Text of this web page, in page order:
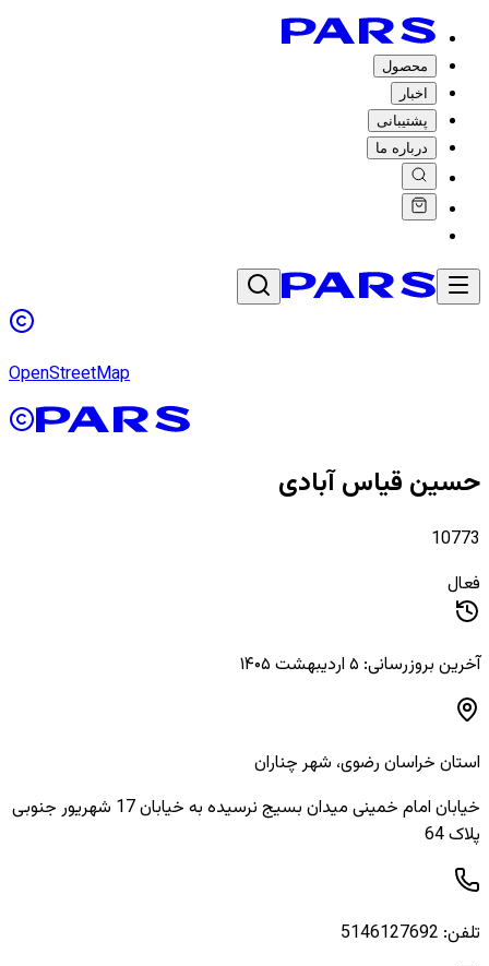
محصول
اخبار
پشتیبانی
درباره ما
OpenStreetMap
حسین قیاس آبادی
10773
فعال
آخرین بروزرسانی: ۵ اردیبهشت ۱۴۰۵
استان خراسان رضوی، شهرچناران
خیابان امام خمینی میدان بسیج نرسیده به خیابان 17 شهریور جنوبی
پلاک 64
تلفن: 5146127692